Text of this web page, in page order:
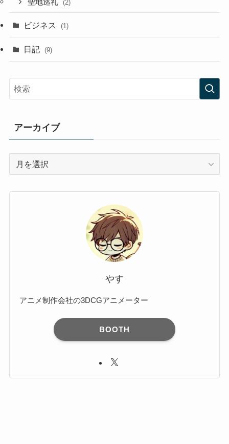
聖地巡礼 (2)
ビジネス (1)
日記 (9)
アーカイブ
やす
アニメ制作会社の3DCGアニメーター
BOOTH